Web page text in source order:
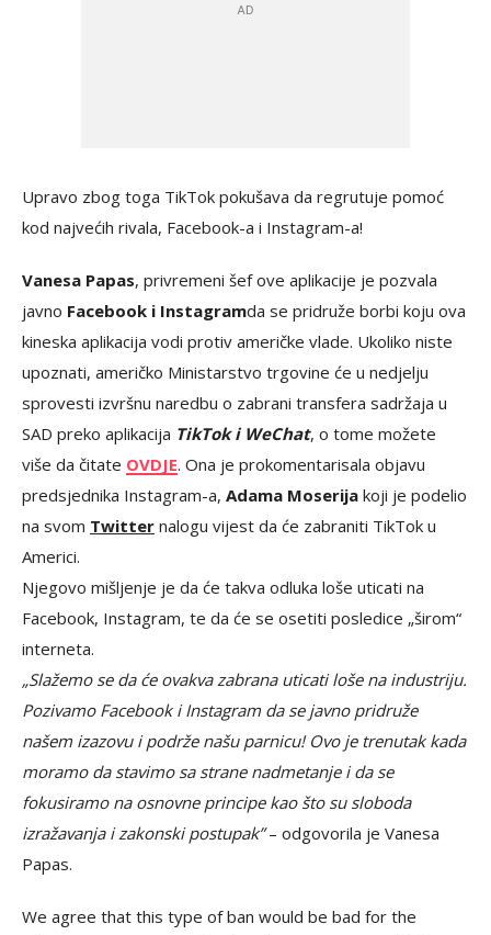
Upravo zbog toga TikTok pokušava da regrutuje pomoć
kod najvećih rivala, Facebook-a i Instagram-a!
Vanesa Papas, privremeni šef ove aplikacije je pozvala
javno Facebook i Instagramda se pridruže borbi koju ova
kineska aplikacija vodi protiv američke vlade. Ukoliko niste
upoznati, američko Ministarstvo trgovine će u nedjelju
sprovesti izvršnu naredbu o zabrani transfera sadržaja u
SAD preko aplikacija TikTok i WeChat, o tome možete
više da čitate OVDJE. Ona je prokomentarisala objavu
predsjednika Instagram-a, Adama Moserija koji je podelio
na svom Twitter nalogu vijest da će zabraniti TikTok u
Americi.
Njegovo mišljenje je da će takva odluka loše uticati na
Facebook, Instagram, te da će se osetiti posledice „širom“
interneta.
„Slažemo se da će ovakva zabrana uticati loše na industriju.
Pozivamo Facebook i Instagram da se javno pridruže
našem izazovu i podrže našu parnicu! Ovo je trenutak kada
moramo da stavimo sa strane nadmetanje i da se
fokusiramo na osnovne principe kao što su sloboda
izražavanja i zakonski postupak”– odgovorila je Vanesa
Papas.
We agree that this type of ban would be bad for the